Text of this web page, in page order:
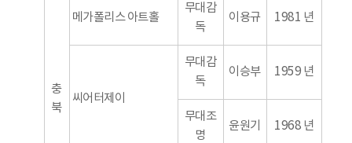
충
북
메가폴리스 아트홀
무대감
독
이용규 1981 년
씨어터제이
무대감
독
이승부 1959 년
무대조
명
윤원기 1968 년